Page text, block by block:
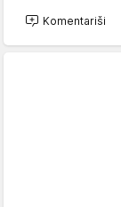
Komentariši